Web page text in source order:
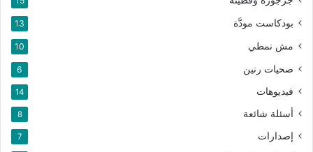
بودكاست مودَّة 13
مش نمطي 10
صحيات رنين 6
فيديوهات 14
أسئلة شائعة 8
إصدارات 7